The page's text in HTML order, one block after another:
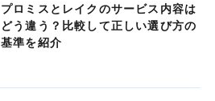
プロミスとレイクのサービス内容は
どう違う？比較して正しい選び方の
基準を紹介